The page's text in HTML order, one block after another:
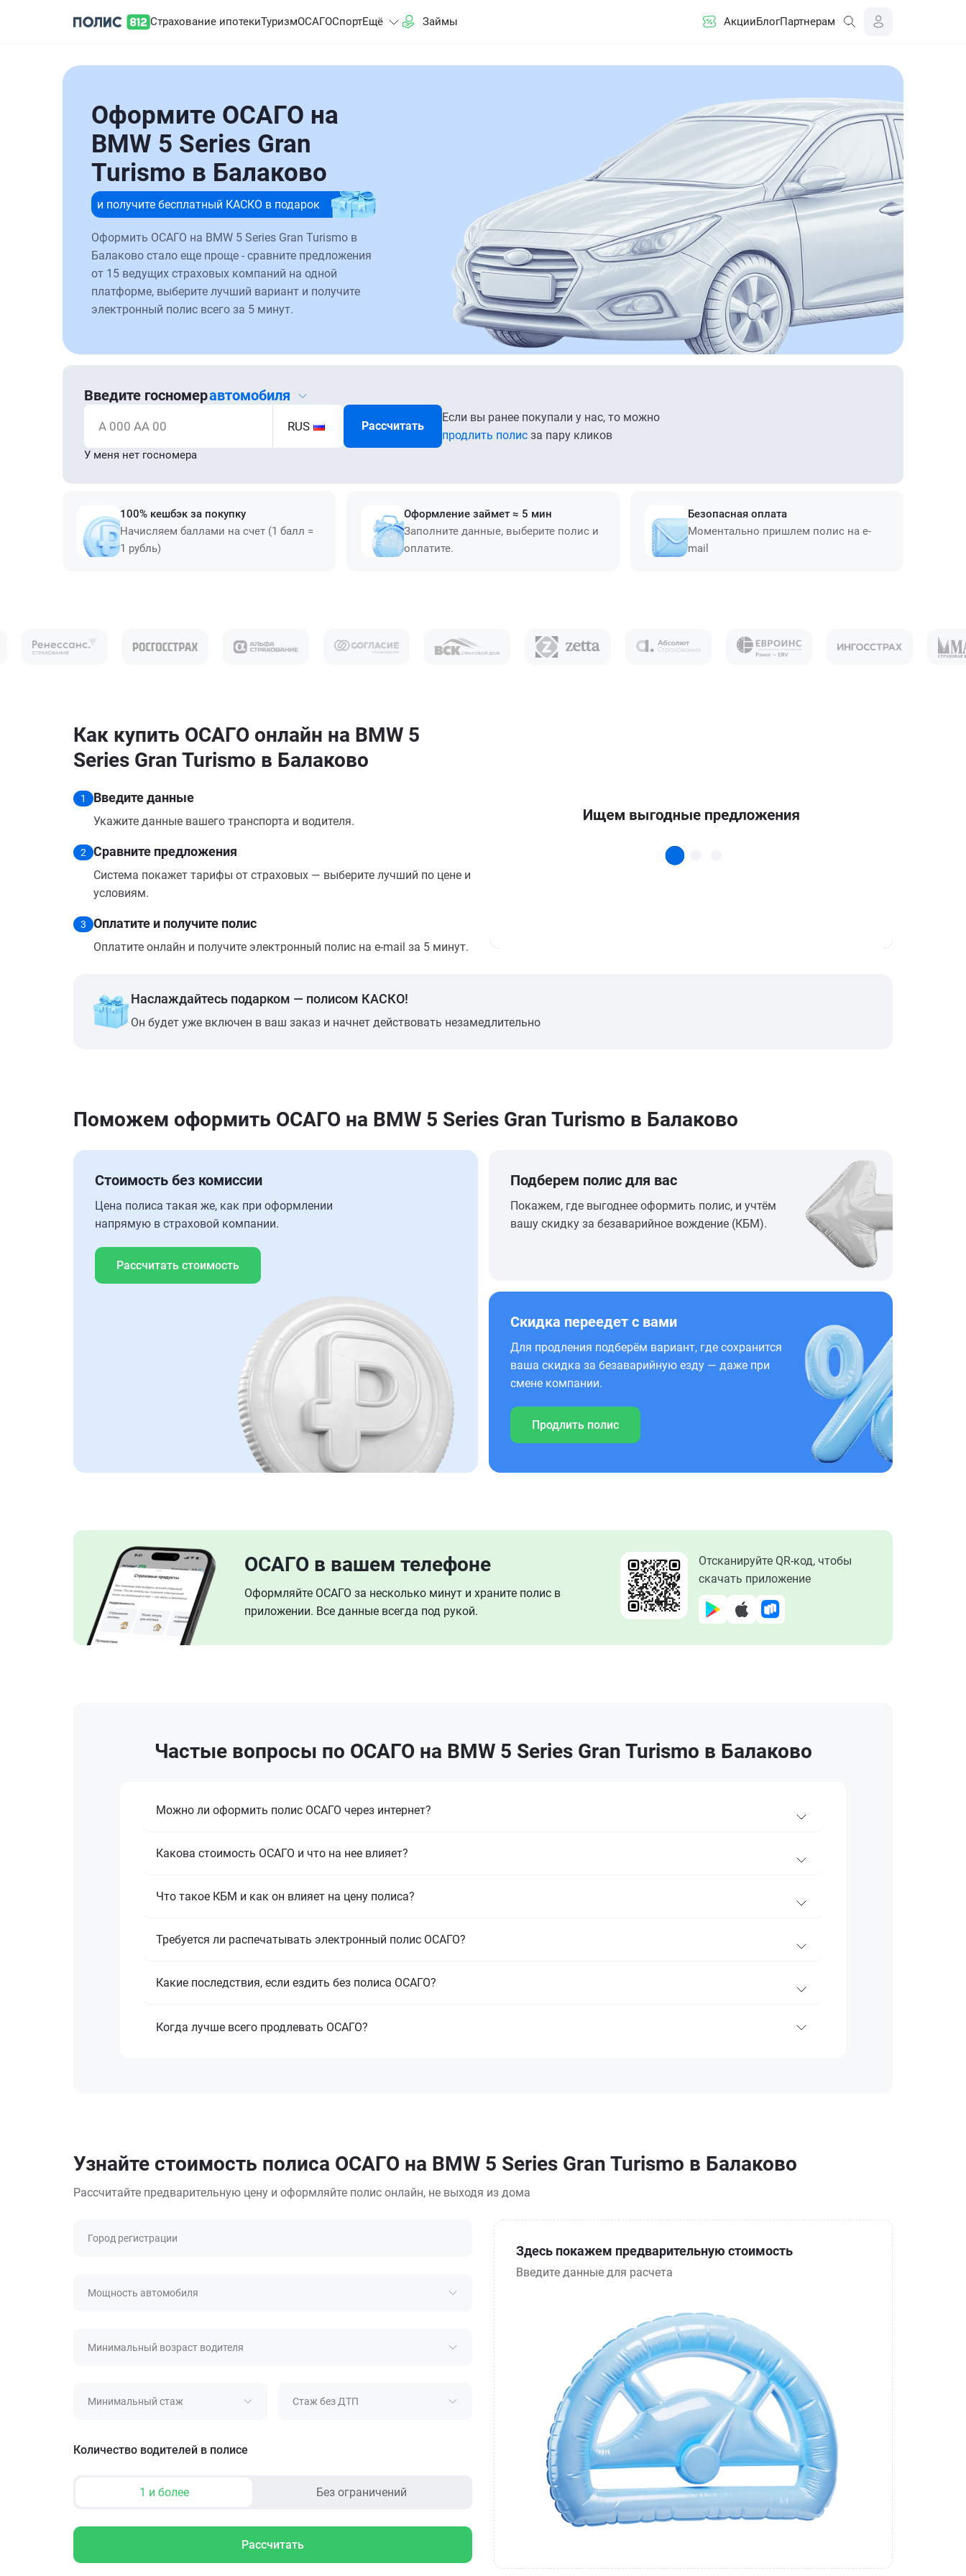
Страхование ипотекиТуризмОСАГОСпортЕщё Займы АкцииБлогПартнерам
Оформите ОСАГО на
BMW 5 Series Gran
Turismo в Балаково
и получите бесплатный КАСКО в подарок
Оформить ОСАГО на BMW 5 Series Gran Turismo в
Балаково стало еще проще - сравните предложения
от 15 ведущих страховых компаний на одной
платформе, выберите лучший вариант и получите
электронный полис всего за 5 минут.
Введите госномеравтомобиля
А 000 АА 00 RUS Рассчитать
Если вы ранее покупали у нас, то можно
продлить полис за пару кликов
У меня нет госномера
100% кешбэк за покупку
Начисляем баллами на счет (1 балл =
1 рубль)
Оформление займет ≈ 5 мин
Заполните данные, выберите полис и
оплатите.
Безопасная оплата
Моментально пришлем полис на e-
mail
Как купить ОСАГО онлайн на BMW 5
Series Gran Turismo в Балаково
1 Введите данные
Укажите данные вашего транспорта и водителя.
2 Сравните предложения
Система покажет тарифы от страховых — выберите лучший по цене и
условиям.
3 Оплатите и получите полис
Оплатите онлайн и получите электронный полис на e-mail за 5 минут.
Наслаждайтесь подарком — полисом КАСКО!
Он будет уже включен в ваш заказ и начнет действовать незамедлительно
Поможем оформить ОСАГО на BMW 5 Series Gran Turismo в Балаково
Стоимость без комиссии
Цена полиса такая же, как при оформлении
напрямую в страховой компании.
Рассчитать стоимость
Подберем полис для вас
Покажем, где выгоднее оформить полис, и учтём
вашу скидку за безаварийное вождение (КБМ).
Скидка переедет с вами
Для продления подберём вариант, где сохранится
ваша скидка за безаварийную езду — даже при
смене компании.
Продлить полис
ОСАГО в вашем телефоне
Оформляйте ОСАГО за несколько минут и храните полис в
приложении. Все данные всегда под рукой.
Отсканируйте QR-код, чтобы
скачать приложение
Частые вопросы по ОСАГО на BMW 5 Series Gran Turismo в Балаково
Можно ли оформить полис ОСАГО через интернет?
Какова стоимость ОСАГО и что на нее влияет?
Что такое КБМ и как он влияет на цену полиса?
Требуется ли распечатывать электронный полис ОСАГО?
Какие последствия, если ездить без полиса ОСАГО?
Когда лучше всего продлевать ОСАГО?
Узнайте стоимость полиса ОСАГО на BMW 5 Series Gran Turismo в Балаково
Рассчитайте предварительную цену и оформляйте полис онлайн, не выходя из дома
Город регистрации
Мощность автомобиля
Минимальный возраст водителя
Минимальный стаж Стаж без ДТП
Количество водителей в полисе
1 и более Без ограничений
Рассчитать
Здесь покажем предварительную стоимость
Введите данные для расчета